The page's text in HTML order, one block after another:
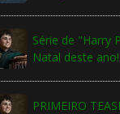
Série de "Harry
Natal deste ano!
PRIMEIRO